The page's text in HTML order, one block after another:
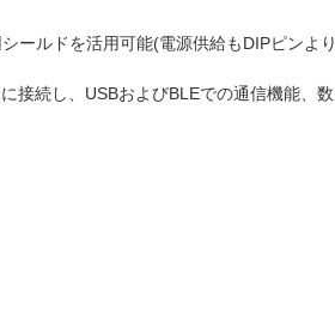
ールドを活用可能(電源供給もDIPピンよ
接続し、USBおよびBLEでの通信機能、